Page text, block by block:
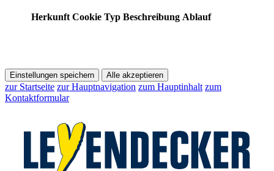
Herkunft Cookie Typ Beschreibung Ablauf
Einstellungen speichern Alle akzeptieren
zur Startseite zur Hauptnavigation zum Hauptinhalt zum
Kontaktformular